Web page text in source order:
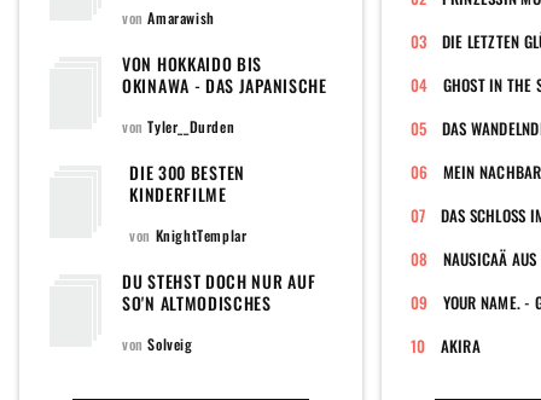
vonAmarawish
VON HOKKAIDO BIS
OKINAWA - DAS JAPANISCHE
vonTyler__Durden
DIE 300 BESTEN
KINDERFILME
von KnightTemplar
DU STEHST DOCH NUR AUF
SO'N ALTMODISCHES
vonSolveig
DIE LETZTEN
GHOST IN THE
DAS
MEIN
DAS SCHLOSS
NAUSICAÄ
AKIRA